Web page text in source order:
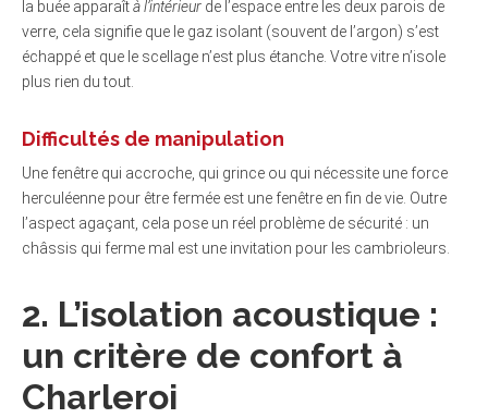
la buée apparaîtà l’intérieur de l’espace entre les deux parois de
verre, cela signifie que le gaz isolant (souvent de l’argon) s’est
échappé et que le scellage n’est plus étanche. Votre vitre n’isole
plus rien du tout.
Difficultés de manipulation
Une fenêtre qui accroche, qui grince ou qui nécessite une force
herculéenne pour être fermée est une fenêtre en fin de vie. Outre
l’aspect agaçant, cela pose un réel problème de sécurité : un
châssis qui ferme mal est une invitation pour les cambrioleurs.
2. L’isolation acoustique :
un critère de confort à
Charleroi